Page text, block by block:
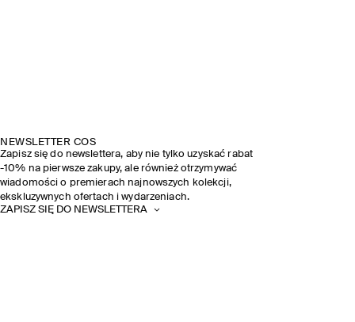
NEWSLETTER COS
Zapisz się do newslettera, aby nie tylko uzyskać rabat
-10% na pierwsze zakupy, ale również otrzymywać
wiadomości o premierach najnowszych kolekcji,
ekskluzywnych ofertach i wydarzeniach.
ZAPISZ SIĘ DO NEWSLETTERA